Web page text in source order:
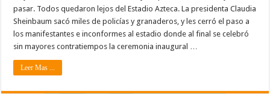
pasar. Todos quedaron lejos del Estadio Azteca. La presidenta Claudia
Sheinbaum sacó miles de policías y granaderos, y les cerró el paso a
los manifestantes e inconformes al estadio donde al final se celebró
sin mayores contratiempos la ceremonia inaugural …
Leer Mas ...